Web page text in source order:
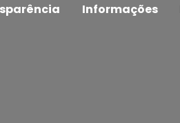
Informações